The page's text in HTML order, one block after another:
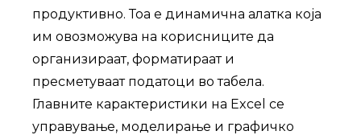
продуктивно. Тоа e динамична алатка која
им овозможува на корисниците да
организираат, форматираат и
пресметуваат податоци во табела.
Главните карактеристики на Excel се
управување, моделирање и графичко